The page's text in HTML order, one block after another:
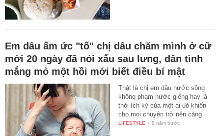
Em dâu ấm ức "tố" chị dâu chăm mình ở cữ
mới 20 ngày đã nói xấu sau lưng, dân tình
mắng mỏ một hồi mới biết điều bí mật
Thật là chị em dâu nước sông
không phạm nước giếng hay là
thói ích kỷ của một ai đó khiến
cho mọi chuyện trở nên căng…
LIFESTYLE - 8 năm trước